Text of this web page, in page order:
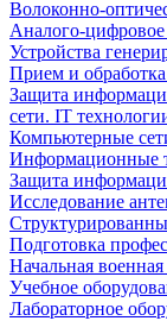
Волоконно-
Аналого-цифровое
Устройства
Прием и
Защита
сети. IT
Компьютерные
Информационные
Защита
Исследование
Подготовка
Начальная
Учебное
Лабораторное